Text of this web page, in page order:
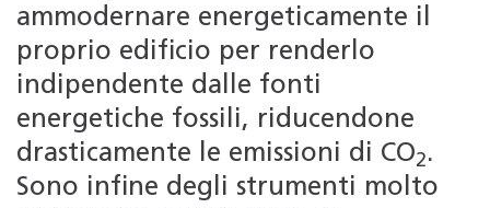
ammodernare energeticamente il
proprio edificio per renderlo
indipendente dalle fonti
energetiche fossili, riducendone
drasticamente le emissioni di CO2.
Sono infine degli strumenti molto